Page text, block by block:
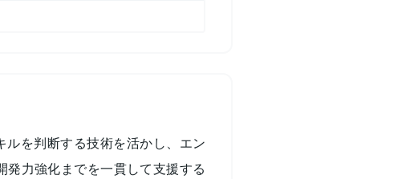
ルを判断する技術を活かし、エン
発力強化までを一貫して支援する